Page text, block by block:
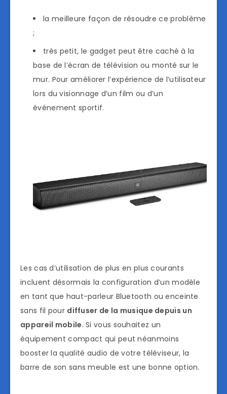
la meilleure façon de résoudre ce problème
;
très petit, le gadget peut être caché à la
base de l’écran de télévision ou monté sur le
mur. Pour améliorer l’expérience de l’utilisateur
lors du visionnage d’un film ou d’un
événement sportif.
Les cas d’utilisation de plus en plus courants
incluent désormais la configuration d’un modèle
en tant que haut-parleur Bluetooth ou enceinte
sans fil pour diffuser de la musique depuis un
appareil mobile. Si vous souhaitez un
équipement compact qui peut néanmoins
booster la qualité audio de votre téléviseur, la
barre de son sans meuble est une bonne option.